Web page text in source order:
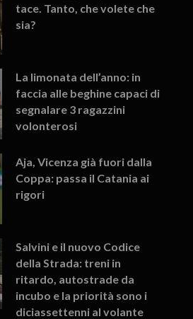
tace. Tanto, che volete che
sia?
La limonata dell’anno: in
faccia alle beghine capaci di
segnalare 3 ragazzini
volonterosi
Aja, Vicenza già fuori dalla
Coppa: passa il Catania ai
rigori
Salvini e il nuovo Codice
della Strada: treni in
ritardo, autostrade da
incubo e la priorità sono i
diciassettenni al volante